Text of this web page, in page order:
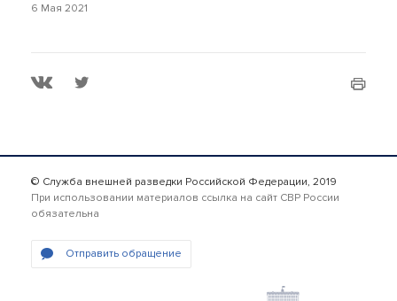
6 Мая 2021
© Служба внешней разведки Российской Федерации, 2019
При использовании материалов ссылка на сайт СВР России
обязательна
Отправить обращение